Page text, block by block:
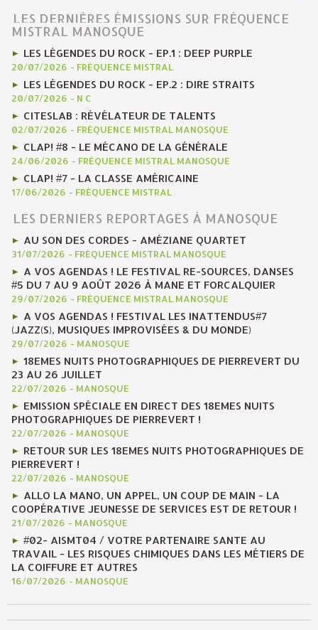
LES DERNIÈRES ÉMISSIONS SUR FRÉQUENCE
MISTRAL MANOSQUE
LES LÉGENDES DU ROCK - EP.1 : DEEP PURPLE
20/07/2026 - FRÉQUENCE MISTRAL
LES LÉGENDES DU ROCK - EP.2 : DIRE STRAITS
20/07/2026 - N C
CITESLAB : RÉVÉLATEUR DE TALENTS
02/07/2026 - FRÉQUENCE MISTRAL MANOSQUE
CLAP! #8 - LE MÉCANO DE LA GÉNÉRALE
24/06/2026 - FRÉQUENCE MISTRAL MANOSQUE
CLAP! #7 - LA CLASSE AMÉRICAINE
17/06/2026 - FRÉQUENCE MISTRAL
LES DERNIERS REPORTAGES À MANOSQUE
AU SON DES CORDES - AMÉZIANE QUARTET
31/07/2026 - FRÉQUENCE MISTRAL MANOSQUE
A VOS AGENDAS ! LE FESTIVAL RE-SOURCES, DANSES
#5 DU 7 AU 9 AOÛT 2026 À MANE ET FORCALQUIER
29/07/2026 - FRÉQUENCE MISTRAL MANOSQUE
A VOS AGENDAS ! FESTIVAL LES INATTENDUS#7
(JAZZ(S), MUSIQUES IMPROVISÉES & DU MONDE)
29/07/2026 - MANOSQUE
18EMES NUITS PHOTOGRAPHIQUES DE PIERREVERT DU
23 AU 26 JUILLET
22/07/2026 - MANOSQUE
EMISSION SPÉCIALE EN DIRECT DES 18EMES NUITS
PHOTOGRAPHIQUES DE PIERREVERT !
22/07/2026 - MANOSQUE
RETOUR SUR LES 18EMES NUITS PHOTOGRAPHIQUES DE
PIERREVERT !
22/07/2026 - MANOSQUE
ALLO LA MANO, UN APPEL, UN COUP DE MAIN - LA
COOPÉRATIVE JEUNESSE DE SERVICES EST DE RETOUR !
21/07/2026 - MANOSQUE
#02- AISMT04 / VOTRE PARTENAIRE SANTE AU
TRAVAIL - LES RISQUES CHIMIQUES DANS LES MÉTIERS DE
LA COIFFURE ET AUTRES
16/07/2026 - MANOSQUE